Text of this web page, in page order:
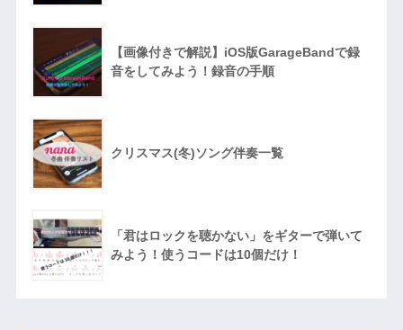
【画像付きで解説】iOS版GarageBandで録
音をしてみよう！録音の手順
クリスマス(冬)ソング伴奏一覧
「君はロックを聴かない」をギターで弾いて
みよう！使うコードは10個だけ！